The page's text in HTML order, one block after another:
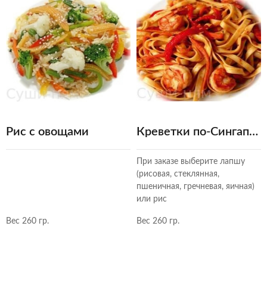
Рис с овощами
Вес 260 гр.
Креветки по-Сингапурски
При заказе выберите лапшу
(рисовая, стеклянная,
пшеничная, гречневая, яичная)
или рис
Вес 260 гр.